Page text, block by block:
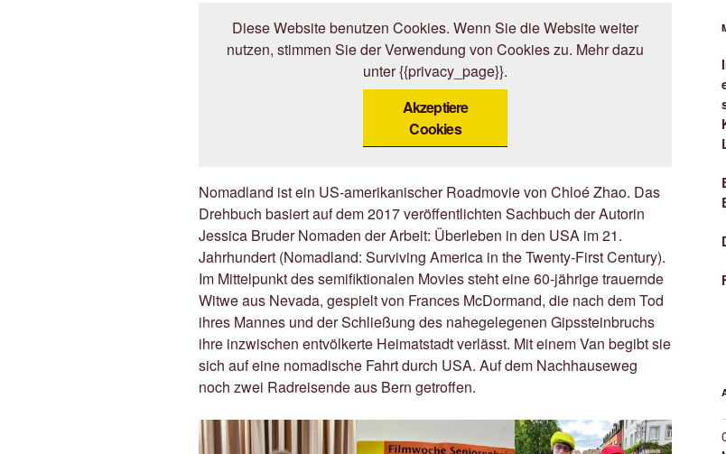
Diese Website benutzen Cookies. Wenn Sie die Website weiter
nutzen, stimmen Sie der Verwendung von Cookies zu. Mehr dazu
unter {{privacy_page}}.
Akzeptiere
Cookies
Nomadland ist ein US-amerikanischer Roadmovie von Chloé Zhao. Das
Drehbuch basiert auf dem 2017 veröffentlichten Sachbuch der Autorin
Jessica Bruder Nomaden der Arbeit: Überleben in den USA im 21.
Jahrhundert (Nomadland: Surviving America in the Twenty-First Century).
Im Mittelpunkt des semifiktionalen Movies steht eine 60-jährige trauernde
Witwe aus Nevada, gespielt von Frances McDormand, die nach dem Tod
ihres Mannes und der Schließung des nahegelegenen Gipssteinbruchs
ihre inzwischen entvölkerte Heimatstadt verlässt. Mit einem Van begibt sie
sich auf eine nomadische Fahrt durch USA. Auf dem Nachhauseweg
noch zwei Radreisende aus Bern getroffen.